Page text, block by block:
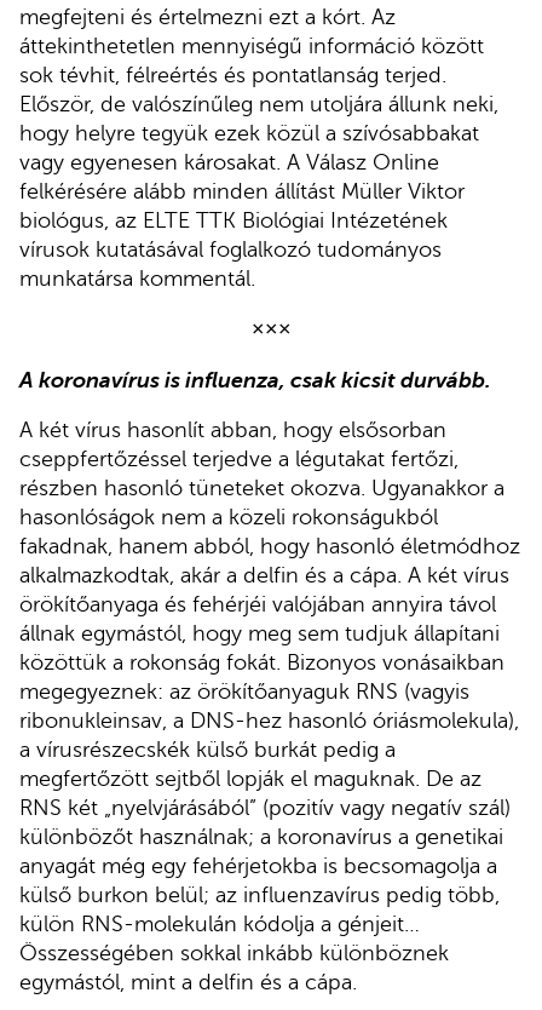
megfejteni és értelmezni ezt a kórt. Az
áttekinthetetlen mennyiségű információ között
sok tévhit, félreértés és pontatlanság terjed.
Először, de valószínűleg nem utoljára állunk neki,
hogy helyre tegyük ezek közül a szívósabbakat
vagy egyenesen károsakat. A Válasz Online
felkérésére alább minden állítást Müller Viktor
biológus, az ELTE TTK Biológiai Intézetének
vírusok kutatásával foglalkozó tudományos
munkatársa kommentál.
×××
A koronavírus is influenza, csak kicsit durvább.
A két vírus hasonlít abban, hogy elsősorban
cseppfertőzéssel terjedve a légutakat fertőzi,
részben hasonló tüneteket okozva. Ugyanakkor a
hasonlóságok nem a közeli rokonságukból
fakadnak, hanem abból, hogy hasonló életmódhoz
alkalmazkodtak, akár a delfin és a cápa. A két vírus
örökítőanyaga és fehérjéi valójában annyira távol
állnak egymástól, hogy meg sem tudjuk állapítani
közöttük a rokonság fokát. Bizonyos vonásaikban
megegyeznek: az örökítőanyaguk RNS (vagyis
ribonukleinsav, a DNS-hez hasonló óriásmolekula),
a vírusrészecskék külső burkát pedig a
megfertőzött sejtből lopják el maguknak. De az
RNS két „nyelvjárásából” (pozitív vagy negatív szál)
különbözőt használnak; a koronavírus a genetikai
anyagát még egy fehérjetokba is becsomagolja a
külső burkon belül; az influenzavírus pedig több,
külön RNS-molekulán kódolja a génjeit…
Összességében sokkal inkább különböznek
egymástól, mint a delfin és a cápa.